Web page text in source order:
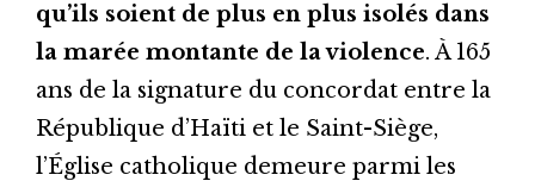
qu’ils soient de plus en plus isolés dans
la marée montante de la violence. À 165
ans de la signature du concordat entre la
République d’Haïti et le Saint-Siège,
l’Église catholique demeure parmi les